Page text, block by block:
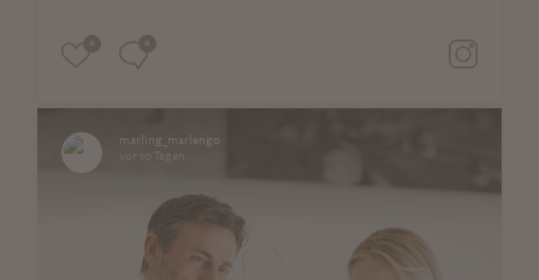
marling_marlengo
vor 10 Tagen